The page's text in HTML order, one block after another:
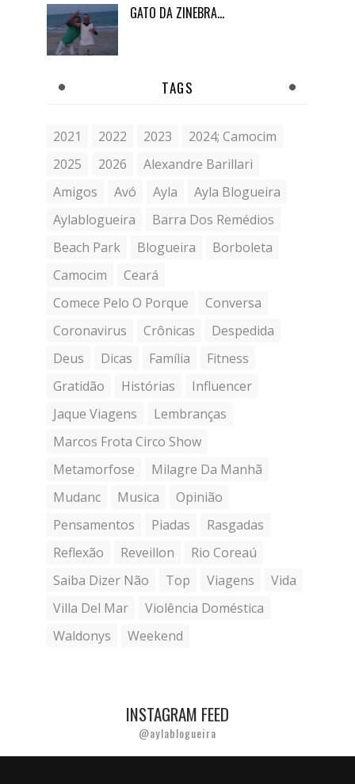
GATO DA ZINEBRA...
TAGS
2021 2022 2023
2024; Camocim
2025
2026
Alexandre Barillari
Amigos
Avó Ayla
Ayla Blogueira
Aylablogueira
Barra Dos Remédios
Beach Park
Blogueira
Borboleta
Camocim
Ceará
Comece Pelo O Porque
Conversa
Coronavirus
Crônicas
Despedida
Deus
Dicas Família
Fitness
Gratidão
Histórias
Influencer
Jaque Viagens
Lembranças
Marcos Frota Circo Show
Metamorfose
Milagre Da Manhã
Mudanc
Musica
Opinião
Pensamentos
Piadas
Rasgadas
Reflexão
Reveillon
Rio Coreaú
Saiba Dizer Não
Top Viagens
Vida
Villa Del Mar
Violência Doméstica
Waldonys
Weekend
INSTAGRAM FEED
@aylablogueira